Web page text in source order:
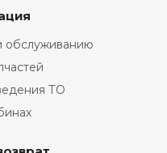
обслуживанию
ТО